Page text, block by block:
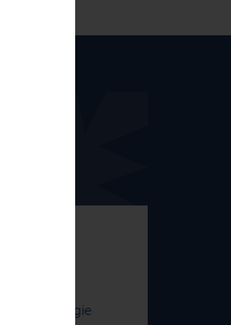
Technologie